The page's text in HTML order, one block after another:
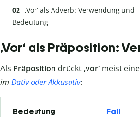
‚Vor‘ als Adverb: Verwendung und
Bedeutung
‚Vor‘ als Präposition:
Als Präposition drückt ‚vor‘ meist
im Dativ oder Akkusativ:
Bedeutung Fall